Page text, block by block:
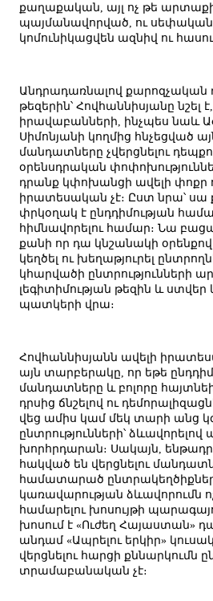
քաղաքական, այլ ոչ թե
պայմանավորված, ու սեփական
կոմունիկացվեն ազնիվ ու
Անդրադառնալով
թեզերին՝ Հովհաննիսյանը նշել
իրավաբանների, ինչպես նաև
Սիմոնյանի կողմից հնչեցված
մանդատները չվերցնելու
օրենսդրական
դրանք կփոխանցի ավելի փոքր
իրատեսական չէ։ Ըստ նրա՝ սա
փրկօղակ է ընդդիմության
հիմնավորելու համար։ Նա
քանի որ դա կնշանակի
կեղծել ու խեղաթյուրել
կհարվածի ընտրությունների
լեգիտիմության թեզին և
պատկերի վրա։
Հովհաննիսյանն ավելի
այն տարբերակը, որ եթե
մանդատները և բոլորը
դրսից ճնշելով ու
վեց ամիս կամ մեկ տարի անց
ընտրությունների՝ ձևավորելով
խորհրդարան։ Սակայն,
հակված են վերցնելու
համատարած
կառավարության ձևավորումն
համարելու խոսույթի
խոսում է «Ուժեղ Հայաստան»
անդամ «Ապրելու երկիր»
վերցնելու հարցի քննարկումն
տրամաբանական չէ։